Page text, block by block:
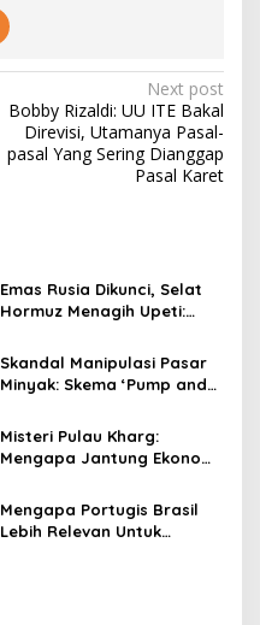
Next post
Bobby Rizaldi: UU ITE Bakal
Direvisi, Utamanya Pasal-
pasal Yang Sering Dianggap
Pasal Karet
Emas Rusia Dikunci, Selat
Hormuz Menagih Upeti:
Depan Mata!
Skandal Manipulasi Pasar
Minyak: Skema ‘Pump and
Balik Gejolak Harga Global
Misteri Pulau Kharg:
Mengapa Jantung Ekonomi
Hujan Bom?
Mengapa Portugis Brasil
Lebih Relevan Untuk